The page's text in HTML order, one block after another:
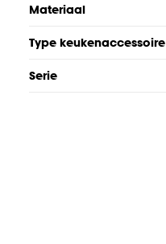
Materiaal
Type keukenaccessoire
Serie